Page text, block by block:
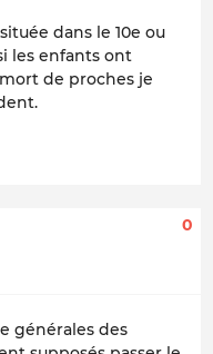
dans le 10e ou
les enfants ont
de proches je
0
générales des